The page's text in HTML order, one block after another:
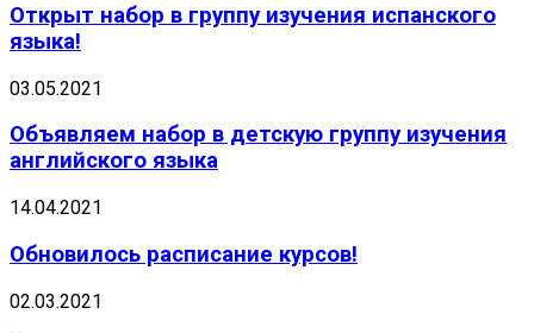
Открыт набор в группу изучения испанского
языка!
03.05.2021
Объявляем набор в детскую группу изучения
английского языка
14.04.2021
Обновилось расписание курсов!
02.03.2021